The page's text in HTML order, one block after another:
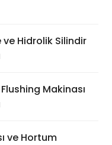
ve Hidrolik Silindir
Makinası
ve Hortum